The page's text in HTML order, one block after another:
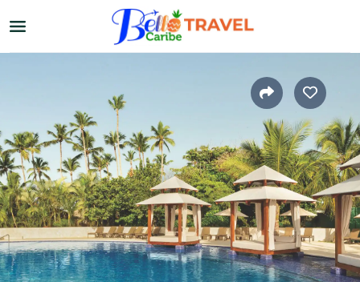
Home
Otros destinos ›
Cruceros